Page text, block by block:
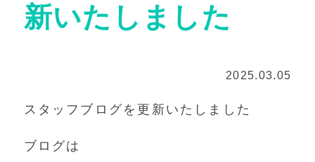
新いたしました
2025.03.05
スタッフブログを更新いたしました
ブログは